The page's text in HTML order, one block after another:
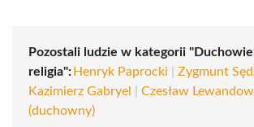
Pozostali ludzie w kategorii
religia": Henryk Paprocki Zygmunt
Kazimierz Gabryel
Czesław
(duchowny)